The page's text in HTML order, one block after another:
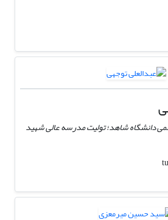
دانشگاه شاهد؛ تولیت مدرسه عالی شهید